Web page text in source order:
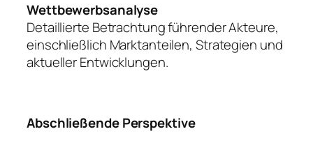
Wettbewerbsanalyse
Detaillierte Betrachtung führender Akteure,
einschließlich Marktanteilen, Strategien und
aktueller Entwicklungen.
Abschließende Perspektive